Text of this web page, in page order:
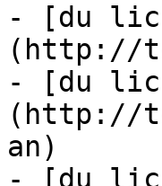
- [du
(http://
- [du
(http://
an)
- [du